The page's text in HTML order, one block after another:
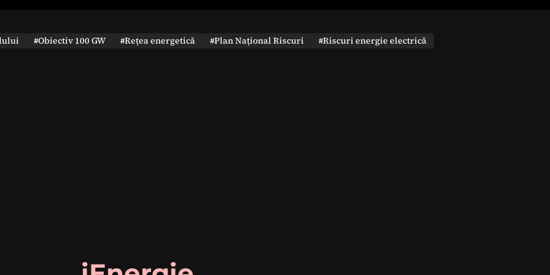
#Obiectiv 100 GW #Rețea energetică #Plan Național Riscuri
#Riscuri energie electrică